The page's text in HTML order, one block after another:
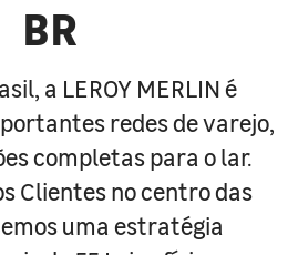
BR
a LEROY MERLIN é
redes de varejo,
completas para o lar.
Clientes no centro das
uma estratégia